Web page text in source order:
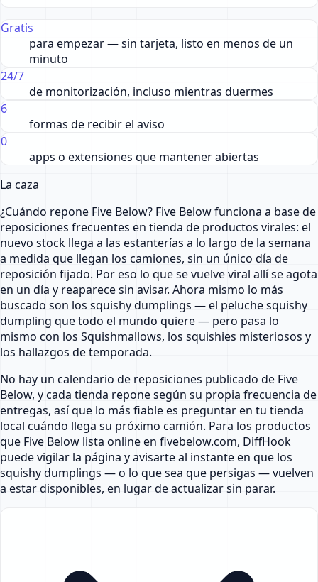
Gratis
para empezar — sin tarjeta, listo en menos de un
minuto
24/7
de monitorización, incluso mientras duermes
6
formas de recibir el aviso
0
apps o extensiones que mantener abiertas
La caza
¿Cuándo repone Five Below? Five Below funciona a base de
reposiciones frecuentes en tienda de productos virales: el
nuevo stock llega a las estanterías a lo largo de la semana
a medida que llegan los camiones, sin un único día de
reposición fijado. Por eso lo que se vuelve viral allí se agota
en un día y reaparece sin avisar. Ahora mismo lo más
buscado son los squishy dumplings — el peluche squishy
dumpling que todo el mundo quiere — pero pasa lo
mismo con los Squishmallows, los squishies misteriosos y
los hallazgos de temporada.
No hay un calendario de reposiciones publicado de Five
Below, y cada tienda repone según su propia frecuencia de
entregas, así que lo más fiable es preguntar en tu tienda
local cuándo llega su próximo camión. Para los productos
que Five Below lista online en fivebelow.com, DiffHook
puede vigilar la página y avisarte al instante en que los
squishy dumplings — o lo que sea que persigas — vuelven
a estar disponibles, en lugar de actualizar sin parar.